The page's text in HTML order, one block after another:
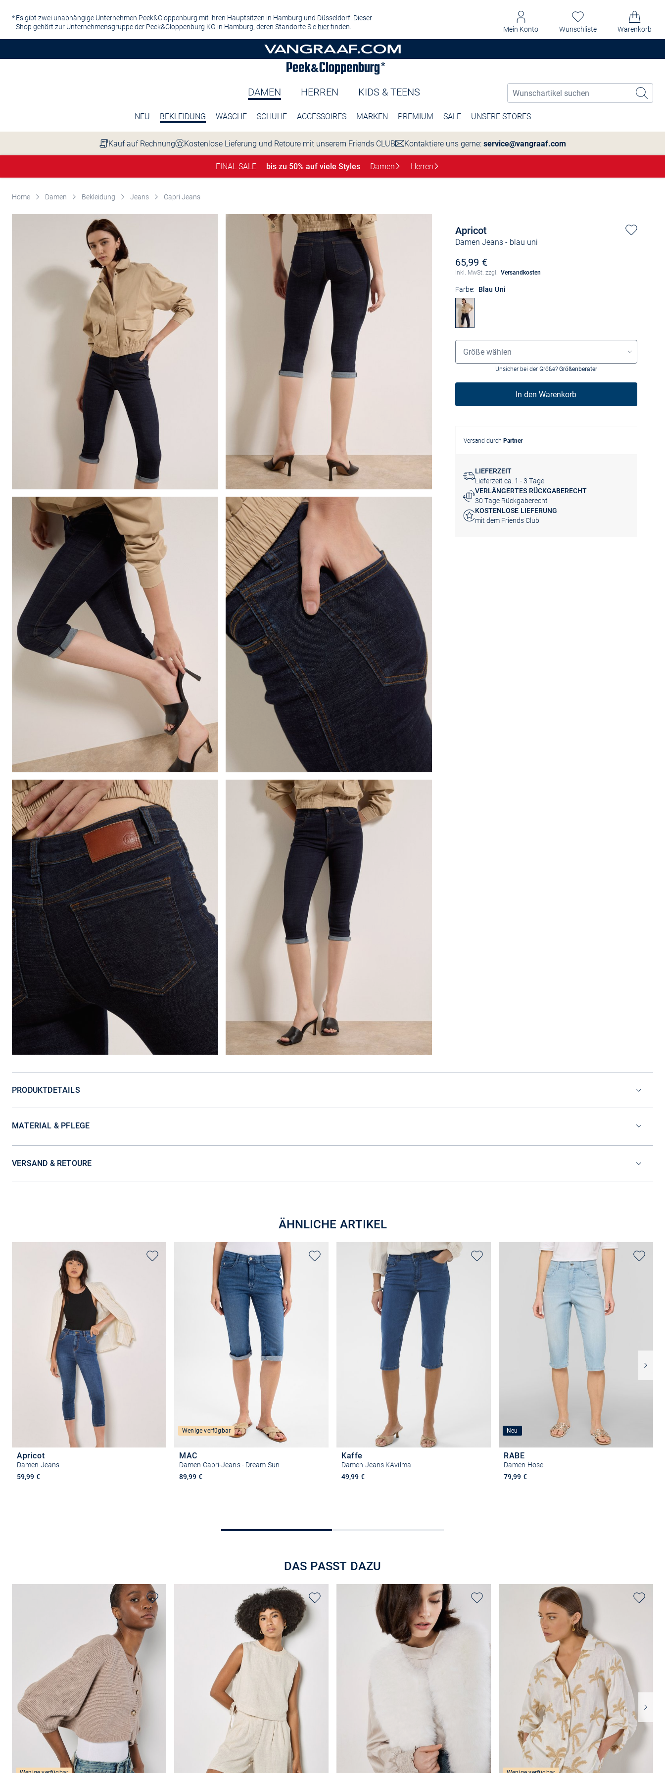
Es gibt zwei unabhängige Unternehmen Peek&Cloppenburg mit ihren Hauptsitzen in Hamburg und Düsseldorf. Dieser
Shop gehört zur Unternehmensgruppe der Peek&Cloppenburg KG in Hamburg, deren Standorte Sie hierfinden. Mein Konto Wunschliste Warenkorb
DAMEN HERREN KIDS & TEENS
NEU BEKLEIDUNG WÄSCHE SCHUHE ACCESSOIRES MARKEN PREMIUM SALE UNSERE STORES
Kauf auf Rechnung Kostenlose Lieferung und Retoure mit unserem Friends CLUB Kontaktiere uns gerne: service@vangraaf.com
FINAL SALE bis zu 50% auf viele Styles Damen Herren
Home Damen Bekleidung Jeans Capri Jeans
Apricot
Damen Jeans- blau uni
65,99 €
Inkl. MwSt. zzgl. Versandkosten
Farbe: Blau Uni
Größenauswahl
Größe wählen
Unsicher bei der Größe? Größenberater
In den Warenkorb
Versand durch Partner
LIEFERZEIT
Lieferzeit ca. 1 - 3 Tage
VERLÄNGERTES RÜCKGABERECHT
30 Tage Rückgaberecht
KOSTENLOSE LIEFERUNG
mit dem Friends Club
PRODUKTDETAILS
MATERIAL & PFLEGE
VERSAND & RETOURE
ÄHNLICHE ARTIKEL
Apricot
Damen Jeans
59,99 €
Wenige verfügbar
MAC
Damen Capri-Jeans - Dream Sun
89,99 €
Größe auswählen
Kaffe
Damen Jeans KAvilma
49,99 €
Neu
RABE
Damen Hose
79,99 €
DAS PASST DAZU